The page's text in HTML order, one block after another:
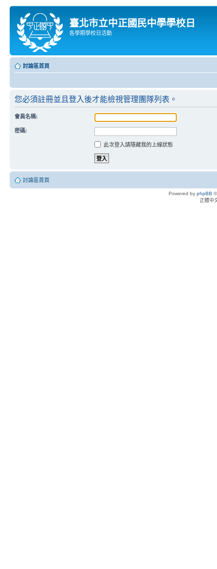
臺北市立中正國民中學學校日
各學期學校日活動
討論區首頁
您必須註冊並且登入後才能檢視管理團隊列表。
會員名稱:
密碼:
此次登入請隱藏我的上線狀態
討論區首頁
Powered by phpBB
正體中